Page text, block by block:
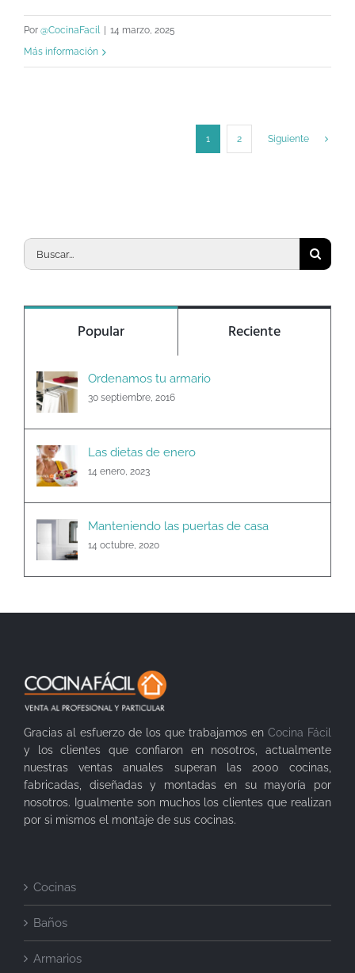
Por @CocinaFacil
14 marzo, 2025
Más información
1 2 Siguiente
Buscar:
Popular Reciente
Ordenamos tu armario
30 septiembre, 2016
Las dietas de enero
14 enero, 2023
Manteniendo las puertas de casa
14 octubre, 2020
Gracias al esfuerzo de los que trabajamos en Cocina Fácil
y los clientes que confiaron en nosotros, actualmente
nuestras ventas anuales superan las 2000 cocinas,
fabricadas, diseñadas y montadas en su mayoría por
nosotros. Igualmente son muchos los clientes que realizan
por si mismos el montaje de sus cocinas.
Cocinas
Baños
Armarios